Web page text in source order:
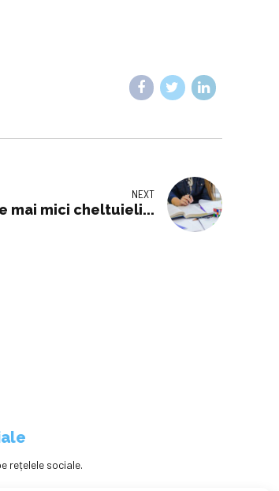
NEXT
mai mici cheltuieli...
rețelele sociale.